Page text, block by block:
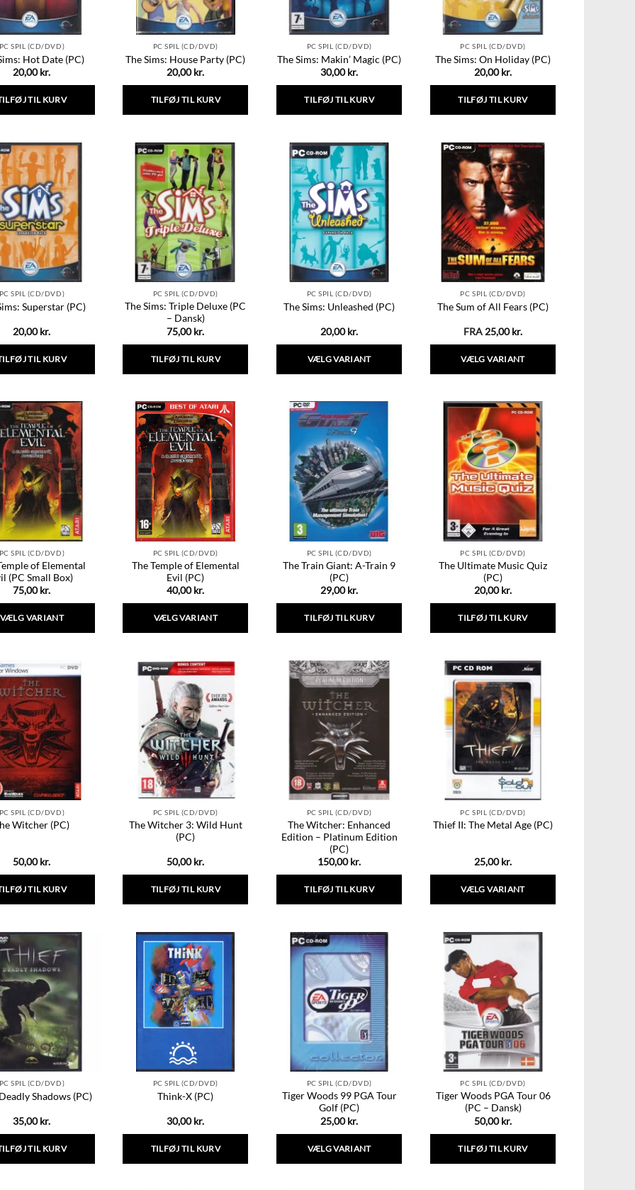
varesiden
SPIL (CD/DVD)
Hot Date (PC)
20,00kr.
TIL KURV
PC SPIL (CD/DVD)
The Sims: House Party (PC)
20,00kr.
TILFØJ TIL KURV
PC SPIL (CD/DVD)
The Sims: Makin’ Magic (PC)
30,00kr.
TILFØJ TIL KURV
PC SPIL (CD/DVD)
The Sims: On Holiday (PC)
20,00kr.
TILFØJ TIL KURV
SPIL (CD/DVD)
Superstar (PC)
20,00kr.
TIL KURV
PC SPIL (CD/DVD)
The Sims: Triple Deluxe (PC
– Dansk)
75,00kr.
TILFØJ TIL KURV
PC SPIL (CD/DVD)
The Sims: Unleashed (PC)
20,00kr.
VÆLG VARIANT
har
flere
varianter.
Mulighederne
kan
vælges
på
varesiden
PC SPIL (CD/DVD)
The Sum of All Fears (PC)
FRA 25,00kr.
VÆLG VARIANT
har
flere
varianter.
Mulighederne
kan
vælges
på
varesiden
SPIL (CD/DVD)
of Elemental
(PC Small Box)
75,00kr.
VÆLG VARIANT
flere
varianter.
Mulighederne
kan
vælges
på
varesiden
PC SPIL (CD/DVD)
The Temple of Elemental
Evil (PC)
40,00kr.
VÆLG VARIANT
har
flere
varianter.
Mulighederne
kan
vælges
på
varesiden
PC SPIL (CD/DVD)
The Train Giant: A-Train 9
(PC)
29,00kr.
TILFØJ TIL KURV
PC SPIL (CD/DVD)
The Ultimate Music Quiz
(PC)
20,00kr.
TILFØJ TIL KURV
SPIL (CD/DVD)
Witcher (PC)
50,00kr.
TIL KURV
PC SPIL (CD/DVD)
The Witcher 3: Wild Hunt
(PC)
50,00kr.
TILFØJ TIL KURV
PC SPIL (CD/DVD)
The Witcher: Enhanced
Edition – Platinum Edition
(PC)
150,00kr.
TILFØJ TIL KURV
PC SPIL (CD/DVD)
Thief II: The Metal Age (PC)
25,00kr.
VÆLG VARIANT
varianter.
Mulighederne
kan
vælges
på
varesiden
SPIL (CD/DVD)
Shadows (PC)
35,00kr.
TIL KURV
PC SPIL (CD/DVD)
Think-X (PC)
30,00kr.
TILFØJ TIL KURV
PC SPIL (CD/DVD)
Tiger Woods 99 PGA Tour
Golf (PC)
25,00kr.
VÆLG VARIANT
PC SPIL (CD/DVD)
Tiger Woods PGA Tour 06
(PC – Dansk)
50,00kr.
TILFØJ TIL KURV